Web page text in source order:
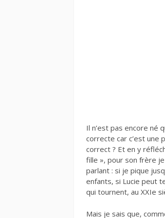
Il n’est pas encore né
correcte car c’est une
correct ? Et en y
fille », pour son frère
parlant : si je pique
enfants, si Lucie peut
qui tournent, au XXIe
Mais je sais que,